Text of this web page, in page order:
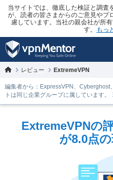
当サイトでは、徹底した検証と調査
が、読者の皆さまからのご意見やプ
慮しています。当社の親会社が所
す。
もっ
レビュー ExtremeVPN
編集者から：ExpressVPN、Cyberghost
トは同じ企業グループに属しています。
ExtremeVPNの
が8.0点